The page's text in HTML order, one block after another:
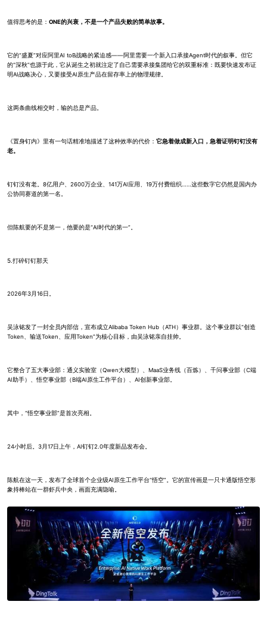
值得思考的是： ONE的兴衰，不是一个产品失败的简单故事。
它的“盛夏”对应阿里AI toB战略的紧迫感——阿里需要一个新入口承接Agent时代的叙事。但它
的“深秋”也源于此，它从诞生之初就注定了自己需要承接集团给它的双重标准：既要快速发布证
明AI战略决心，又要接受AI原生产品在留存率上的物理规律。
这两条曲线相交时，输的总是产品。
《置身钉内》里有一句话精准地描述了这种效率的代价： 它急着做成新入口，急着证明钉钉没有
老。
钉钉没有老。8亿用户、2600万企业、141万AI应用、19万付费组织……这些数字它仍然是国内办
公协同赛道的第一名。
但陈航要的不是第一，他要的是“AI时代的第一”。
5.打碎钉钉那天
2026年3月16日。
吴泳铭发了一封全员内部信，宣布成立Alibaba Token Hub（ATH）事业群。这个事业群以“创造
Token、输送Token、应用Token”为核心目标，由吴泳铭亲自挂帅。
它整合了五大事业部：通义实验室（Qwen大模型）、MaaS业务线（百炼）、千问事业部（C端
AI助手）、悟空事业部（B端AI原生工作平台）、AI创新事业部。
其中，“悟空事业部”是首次亮相。
24小时后。3月17日上午，AI钉钉2.0年度新品发布会。
陈航在这一天，发布了全球首个企业级AI原生工作平台“悟空”。它的宣传画是一只卡通版悟空形
象持棒站在一群虾兵中央，画面充满隐喻。